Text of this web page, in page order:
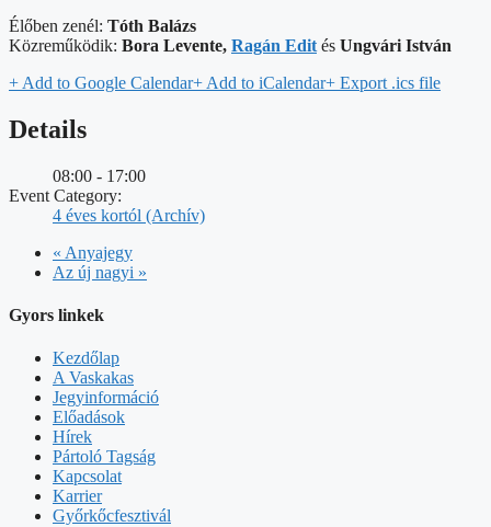
Élőben zenél: Tóth Balázs
Közreműködik: Bora Levente, Ragán Edit és Ungvári István
+ Add to Google Calendar+ Add to iCalendar+ Export .ics file
Details
08:00 - 17:00
Event Category:
4 éves kortól (Archív)
« Anyajegy
Az új nagyi »
Gyors linkek
Kezdőlap
A Vaskakas
Jegyinformáció
Előadások
Hírek
Pártoló Tagság
Kapcsolat
Karrier
Győrkőcfesztivál